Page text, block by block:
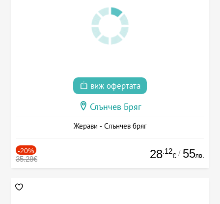
виж офертата
Слънчев Бряг
Жерави - Слънчев бряг
-20%
35.28€ 28.12
€ / 55лв.